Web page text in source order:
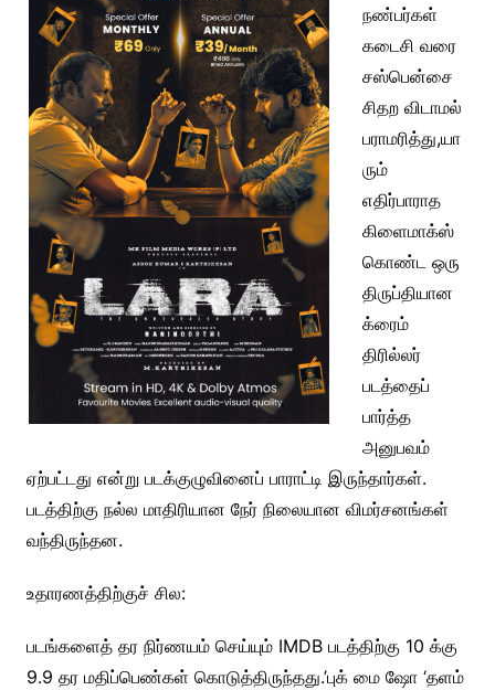
நண்பர்கள்
கடைசி வரை
சஸ்பென்சை
சிதற விடாமல்
பராமரித்து,யா
ரும்
எதிர்பாராத
கிளைமாக்ஸ்
கொண்ட ஒரு
திருப்தியான
க்ரைம்
திரில்லர்
படத்தைப்
பார்த்த
அனுபவம்
ஏற்பட்டது என்று படக்குழுவினைப் பாராட்டி இருந்தார்கள்.
படத்திற்கு நல்ல மாதிரியான நேர் நிலையான விமர்சனங்கள்
வந்திருந்தன.
உதாரணத்திற்குச் சில:
படங்களைத் தர நிர்ணயம் செய்யும் IMDB படத்திற்கு 10 க்கு
9.9 தர மதிப்பெண்கள் கொடுத்திருந்தது.’புக் மை ஷோ ‘தளம்